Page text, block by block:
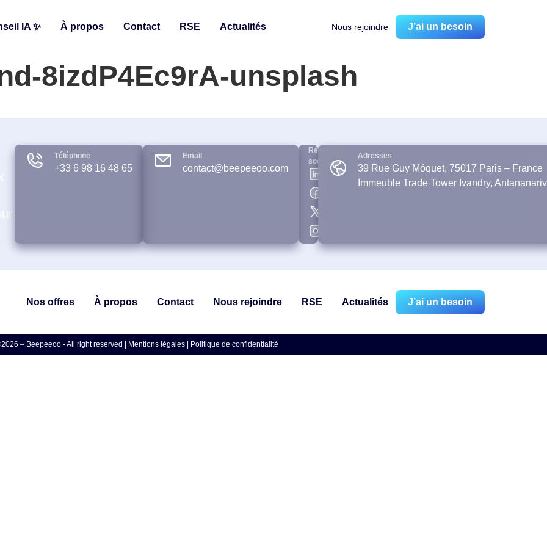
IA ✨ À propos Contact RSE Actualités Nous rejoindre J’ai un besoin
8izdP4Ec9rA-unsplash
Téléphone
+33 6 98 16 48 65
Email
contact@beepeeoo.com
Réseaux
sociaux
Adresses
39 Rue Guy Môquet, 75017 Paris – France
Immeuble Trade Tower Ivandry,
Nos offres À propos Contact Nous rejoindre RSE Actualités J’ai un besoin
– Beepeeoo - All right reserved | Mentions légales| Politique de confidentialité